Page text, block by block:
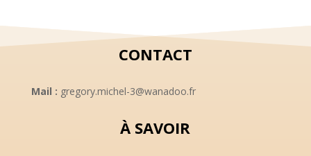
CONTACT
Mail : gregory.michel-3@wanadoo.fr
À SAVOIR